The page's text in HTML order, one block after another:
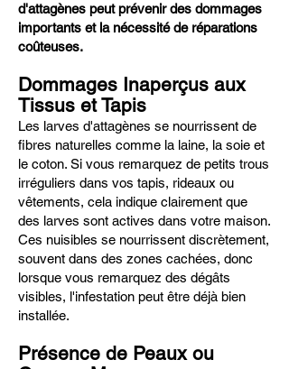
d'attagènes peut prévenir des dommages
importants et la nécessité de réparations
coûteuses.
Dommages Inaperçus aux
Tissus et Tapis
Les larves d'attagènes se nourrissent de
fibres naturelles comme la laine, la soie et
le coton. Si vous remarquez de petits trous
irréguliers dans vos tapis, rideaux ou
vêtements, cela indique clairement que
des larves sont actives dans votre maison.
Ces nuisibles se nourrissent discrètement,
souvent dans des zones cachées, donc
lorsque vous remarquez des dégâts
visibles, l'infestation peut être déjà bien
installée.
Présence de Peaux ou